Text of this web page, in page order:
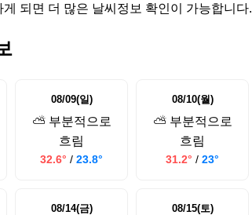
되면 더 많은 날씨정보 확인이 가능합니다.
08/09(일)
⛅ 부분적으로
흐림
32.6° / 23.8°
08/10(월)
⛅ 부분적으로
흐림
31.2° / 23°
08/14(금) 08/15(토)